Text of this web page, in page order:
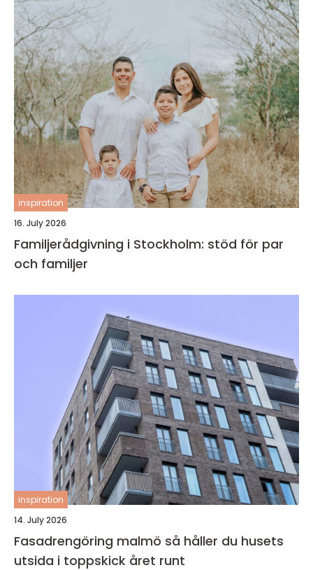
inspiration
16. July 2026
Familjerådgivning i Stockholm: stöd för par
och familjer
inspiration
14. July 2026
Fasadrengöring malmö så håller du husets
utsida i toppskick året runt